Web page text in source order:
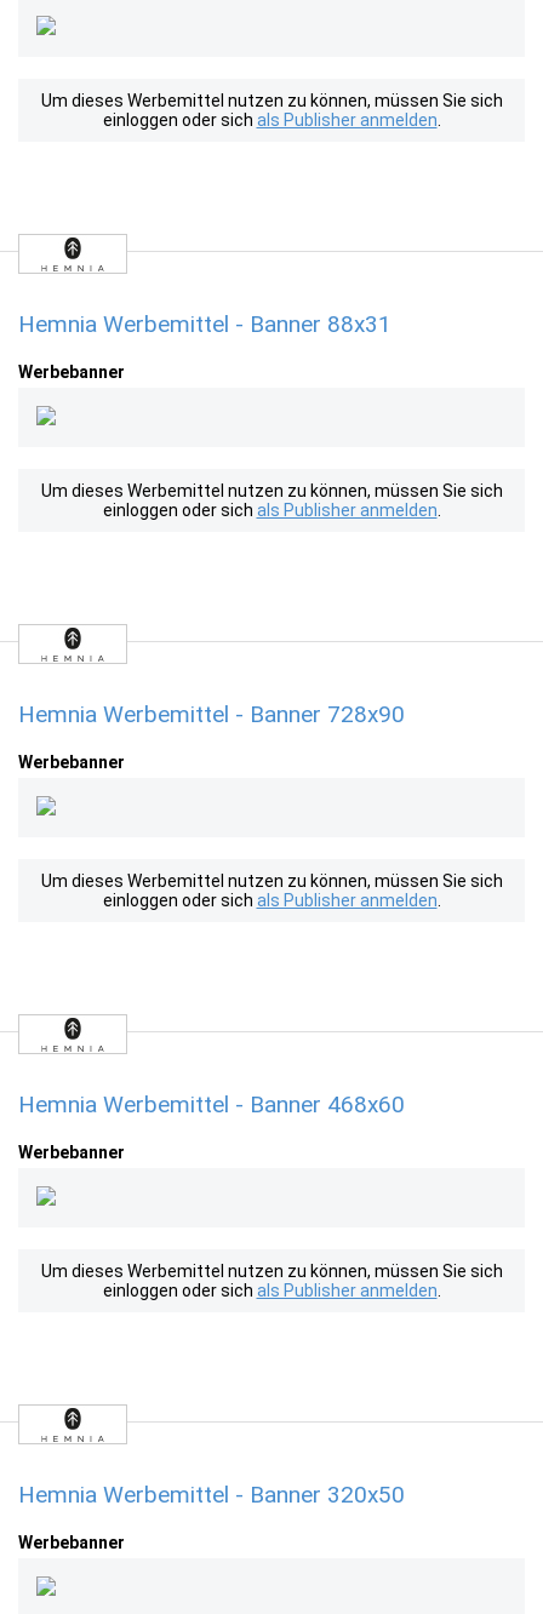
Um dieses Werbemittel nutzen zu können, müssen Sie sich
einloggen oder sich als Publisher anmelden
Hemnia Werbemittel - Banner 88x31
Werbebanner
Um dieses Werbemittel nutzen zu können, müssen Sie sich
einloggen oder sich als Publisher anmelden
Hemnia Werbemittel - Banner 728x90
Werbebanner
Um dieses Werbemittel nutzen zu können, müssen Sie sich
einloggen oder sich als Publisher anmelden
Hemnia Werbemittel - Banner 468x60
Werbebanner
Um dieses Werbemittel nutzen zu können, müssen Sie sich
einloggen oder sich als Publisher anmelden
Hemnia Werbemittel - Banner 320x50
Werbebanner